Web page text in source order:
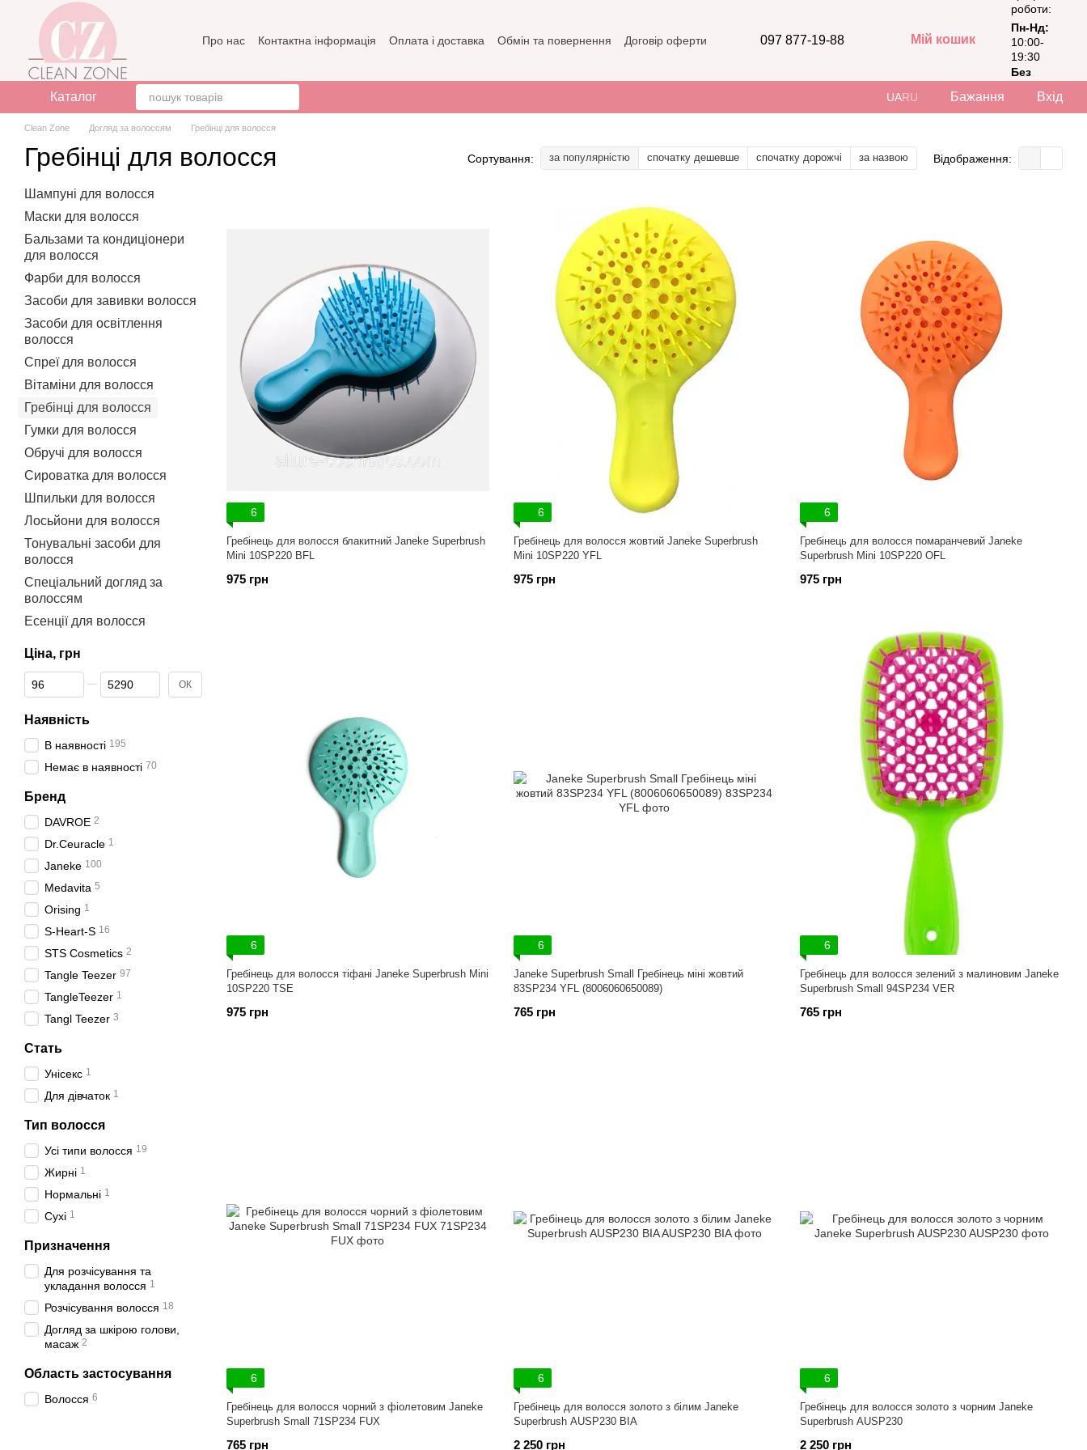
Перейти до основного контенту
Про нас Контактна інформація Оплата і доставка Обмін та повернення
Договір оферти
097 877-19-88 Мій кошик
роботи:
Пн-Нд:
10:00-
19:30
Без
Каталог UARU Бажання Вхід
Clean Zone Догляд за волоссям Гребінці для волосся
Гребінці для волосся Сортування: за популярністю спочатку дешевше спочатку дорожчі за назвою Відображення:
6
Гребінець для волосся блакитний Janeke Superbrush
Mini 10SP220 ВFL
975 грн
6
Гребінець для волосся жовтий Janeke Superbrush
Mini 10SP220 YFL
975 грн
6
Гребінець для волосся помаранчевий Janeke
Superbrush Mini 10SP220 ОFL
975 грн
6
Гребінець для волосся тіфані Janeke Superbrush Mini
10SP220 TSE
975 грн
6
Janeke Superbrush Small Гребінець міні жовтий
83SP234 YFL (8006060650089)
765 грн
6
Гребінець для волосся зелений з малиновим Janeke
Superbrush Small 94SP234 VER
765 грн
6
Гребінець для волосся чорний з фіолетовим Janeke
Superbrush Small 71SP234 FUX
765 грн
6
Гребінець для волосся золото з білим Janeke
Superbrush AUSP230 BIA
2 250 грн
6
Гребінець для волосся золото з чорним Janeke
Superbrush AUSP230
2 250 грн
Шампуні для волосся
Маски для волосся
Бальзами та кондиціонери
для волосся
Фарби для волосся
Засоби для завивки волосся
Засоби для освітлення
волосся
Спреї для волосся
Вітаміни для волосся
Гребінці для волосся
Гумки для волосся
Обручі для волосся
Сироватка для волосся
Шпильки для волосся
Лосьйони для волосся
Тонувальні засоби для
волосся
Спеціальний догляд за
волоссям
Есенції для волосся
Ціна, грн
Від Ціна, грн
До Ціна, грн ОК
Наявність
В наявності 195
Немає в наявності 70
Бренд
DAVROE 2
Dr.Ceuracle 1
Janeke 100
Medavita 5
Orising 1
S-Heart-S 16
STS Cosmetics 2
Tangle Teezer 97
TangleTeezer 1
Tangl Teezer 3
Стать
Унісекс 1
Для дівчаток 1
Тип волосся
Усі типи волосся 19
Жирні 1
Нормальні 1
Сухі 1
Призначення
Для розчісування та
укладання волосся 1
Розчісування волосся 18
Догляд за шкірою голови,
масаж 2
Область застосування
Волосся 6